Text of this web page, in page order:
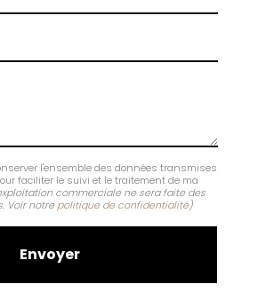
l'ensemble des données transmises
faciliter le suivi et le traitement de ma
commerciale ne sera faite des
Voir notre politique de confidentialité)